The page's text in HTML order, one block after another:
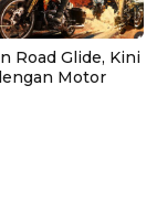
Road Glide, Kini
Motor